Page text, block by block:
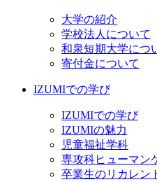
大学の紹介
学校法人について
和泉短期大学につ
寄付金について
IZUMIでの学び
IZUMIでの学び
IZUMIの魅力
児童福祉学科
専攻科ヒューマン
卒業生のリカレン